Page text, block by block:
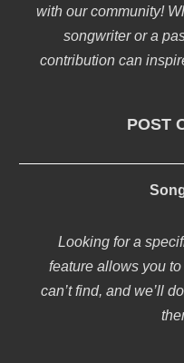
with our community!
songwriter or a
contribution can
POST
Looking for a
feature allows you
can’t find, and we’ll